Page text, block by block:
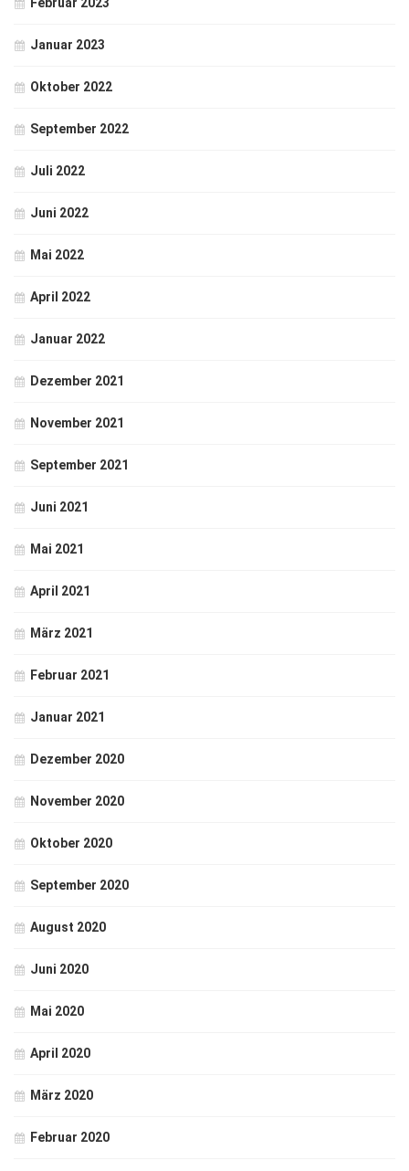
Januar 2023
Oktober 2022
September 2022
Juli 2022
Juni 2022
Mai 2022
April 2022
Januar 2022
Dezember 2021
November 2021
September 2021
Juni 2021
Mai 2021
April 2021
März 2021
Februar 2021
Januar 2021
Dezember 2020
November 2020
Oktober 2020
September 2020
August 2020
Juni 2020
Mai 2020
April 2020
März 2020
Februar 2020